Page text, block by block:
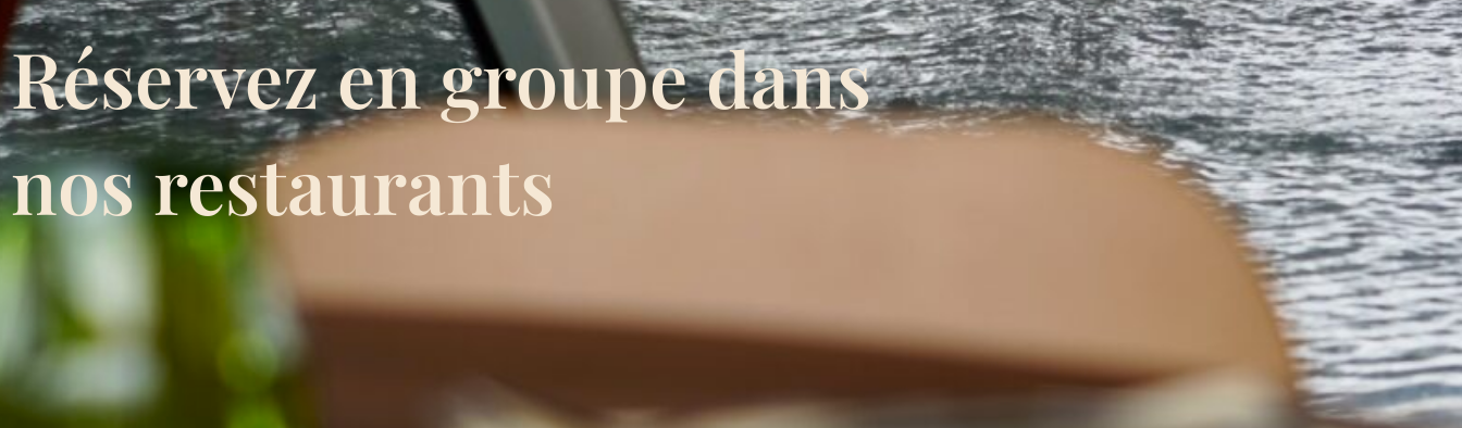
Réservez en groupe dans
nos restaurants